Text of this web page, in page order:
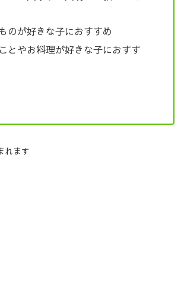
のが好きな子におすすめ
とやお料理が好きな子におすす
れます